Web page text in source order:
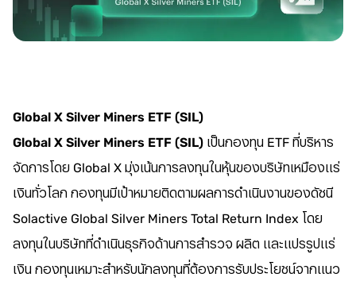
Global X Silver Miners ETF (SIL)
Global X Silver Miners ETF (SIL) เป็นกองทุน ETF ที่บริหาร
จัดการโดย Global X มุ่งเน้นการลงทุนในหุ้นของบริษัทเหมืองแร่
เงินทั่วโลก กองทุนมีเป้าหมายติดตามผลการดำเนินงานของดัชนี
Solactive Global Silver Miners Total Return Index โดย
ลงทุนในบริษัทที่ดำเนินธุรกิจด้านการสำรวจ ผลิต และแปรรูปแร่
เงิน กองทุนเหมาะสำหรับนักลงทุนที่ต้องการรับประโยชน์จากแนว